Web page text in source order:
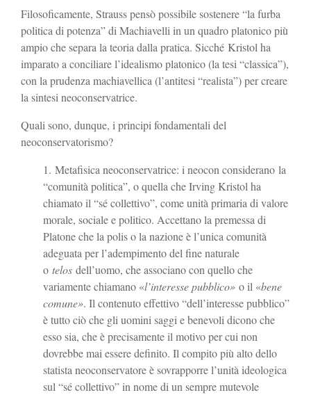
Filosoficamente, Strauss pensò possibile sostenere “la furba
politica di potenza” di Machiavelli in un quadro platonico più
ampio che separa la teoria dalla pratica. Sicché Kristol ha
imparato a conciliare l’idealismo platonico (la tesi “classica”),
con la prudenza machiavellica (l’antitesi “realista”) per creare
la sintesi neoconservatrice.
Quali sono, dunque, i principi fondamentali del
neoconservatorismo?
Metafisica neoconservatrice: i neocon considerano la
“comunità politica”, o quella che Irving Kristol ha
chiamato il “sé collettivo”, come unità primaria di valore
morale, sociale e politico. Accettano la premessa di
Platone che la polis o la nazione è l’unica comunità
adeguata per l’adempimento del fine naturale
o telos dell’uomo, che associano con quello che
variamente chiamano «l’interesse pubblico» o il «bene
comune». Il contenuto effettivo “dell’interesse pubblico”
è tutto ciò che gli uomini saggi e benevoli dicono che
esso sia, che è precisamente il motivo per cui non
dovrebbe mai essere definito. Il compito più alto dello
statista neoconservatore è sovrapporre l’unità ideologica
sul “sé collettivo” in nome di un sempre mutevole